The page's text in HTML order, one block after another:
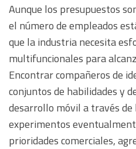
Aunque los presupuestos
el número de empleados
que la industria necesita
multifuncionales para
Encontrar compañeros de
conjuntos de habilidades y
desarrollo móvil a través
experimentos
prioridades comerciales,